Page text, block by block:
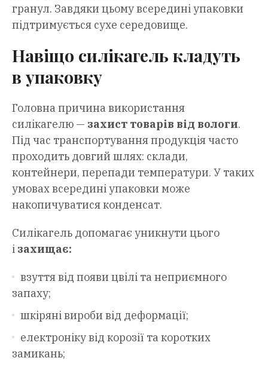
гранул. Завдяки цьому всередині упаковки
підтримується сухе середовище.
Навіщо силікагель кладуть
в упаковку
Головна причина використання
силікагелю — захист товарів від вологи.
Під час транспортування продукція часто
проходить довгий шлях: склади,
контейнери, перепади температури. У таких
умовах всередині упаковки може
накопичуватися конденсат.
Силікагель допомагає уникнути цього
і захищає:
взуття від появи цвілі та неприємного
запаху;
шкіряні вироби від деформації;
електроніку від корозії та коротких
замикань;